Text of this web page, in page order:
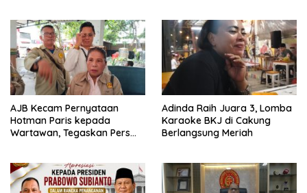
AJB Kecam Pernyataan
Hotman Paris kepada
Wartawan, Tegaskan Pers
Adinda Raih Juara 3, Lomba
Karaoke BKJ di Cakung
Berlangsung Meriah